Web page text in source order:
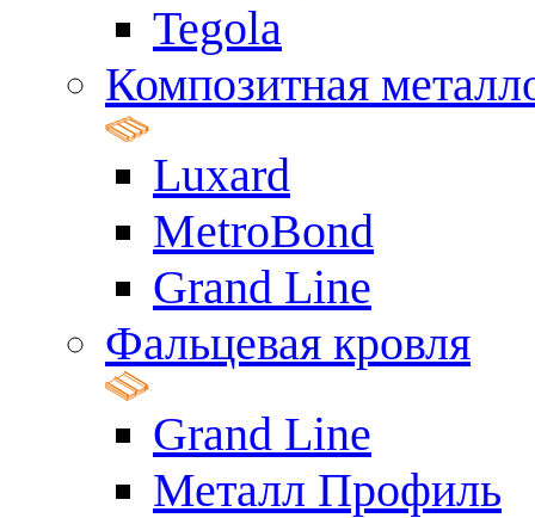
Tegola
Композитная
Luxard
MetroBond
Grand Line
Фальцевая кровля
Grand Line
Металл Профиль